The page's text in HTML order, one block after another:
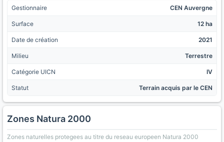
Gestionnaire CEN Auvergne
Surface 12 ha
Date de création 2021
Milieu Terrestre
Catégorie UICN IV
Statut Terrain acquis par le CEN
Zones Natura 2000
Zones naturelles protegees au titre du reseau europeen Natura 2000